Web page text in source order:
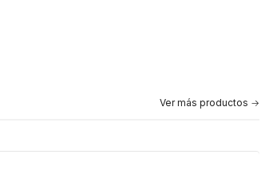
Ver más productos